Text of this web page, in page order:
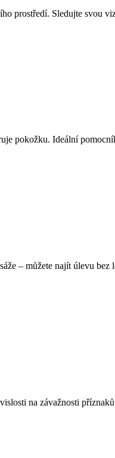
prostředí. Sledujte svou
pokožku. Ideální
– můžete najít úlevu bez
na závažnosti